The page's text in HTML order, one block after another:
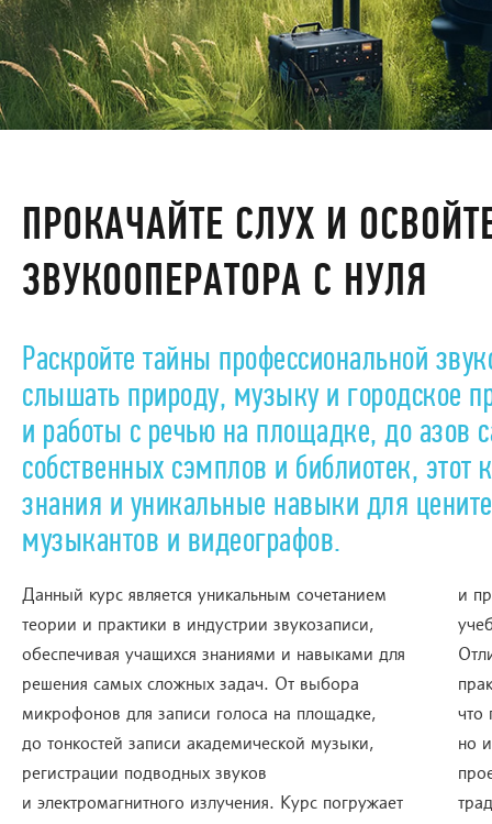
ПРОКАЧАЙТЕ СЛУХ И
ЗВУКООПЕРАТОРА С НУЛЯ
Раскройте тайны профессиональной
слышать природу, музыку и городское
и работы с речью на площадке, до азов
собственных сэмплов и библиотек, этот
знания и уникальные навыки для
музыкантов и видеографов.
Данный курс является уникальным сочетанием
теории и практики в индустрии звукозаписи,
обеспечивая учащихся знаниями и навыками для
решения самых сложных задач. От выбора
микрофонов для записи голоса на площадке,
до тонкостей записи академической музыки,
регистрации подводных звуков
и электромагнитного излучения. Курс погружает
и проектами в дружественной и вдохновляющей
что
но